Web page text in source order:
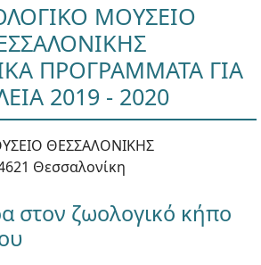
ΜΟΥΣΕΙΟ
ΠΡΟΓΡΑΜΜΑΤΑ ΓΙΑ
2019 - 2020
ΘΕΣΣΑΛΟΝΙΚΗΣ
Θεσσαλονίκη
στον ζωολογικό κήπο